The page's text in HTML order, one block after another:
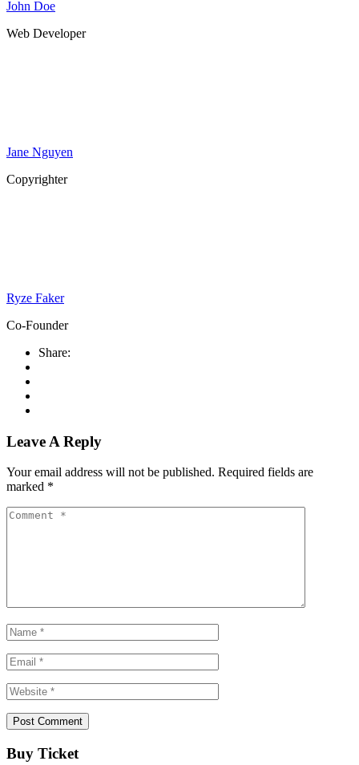
John Doe
Web Developer
Jane Nguyen
Copyrighter
Ryze Faker
Co-Founder
Share:
Leave A Reply
Your email address will not be published. Required fields are
marked *
Buy Ticket